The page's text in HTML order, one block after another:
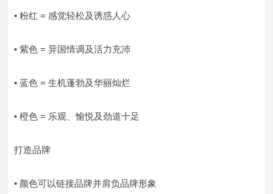
• 粉红 = 感觉轻松及诱惑人心
• 紫色 = 异国情调及活力充沛
• 蓝色 = 生机蓬勃及华丽灿烂
• 橙色 = 乐观、愉悦及劲道十足
打造品牌
• 颜色可以链接品牌并肩负品牌形象